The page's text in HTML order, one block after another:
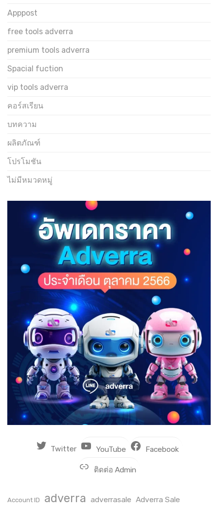
Apppost
free tools adverra
premium tools adverra
Spacial fuction
vip tools adverra
คอร์สเรียน
บทความ
ผลิตภัณฑ์
โปรโมชัน
ไม่มีหมวดหมู่
Twitter YouTube Facebook
ติดต่อ Admin
Account ID adverra adverrasale Adverra Sale